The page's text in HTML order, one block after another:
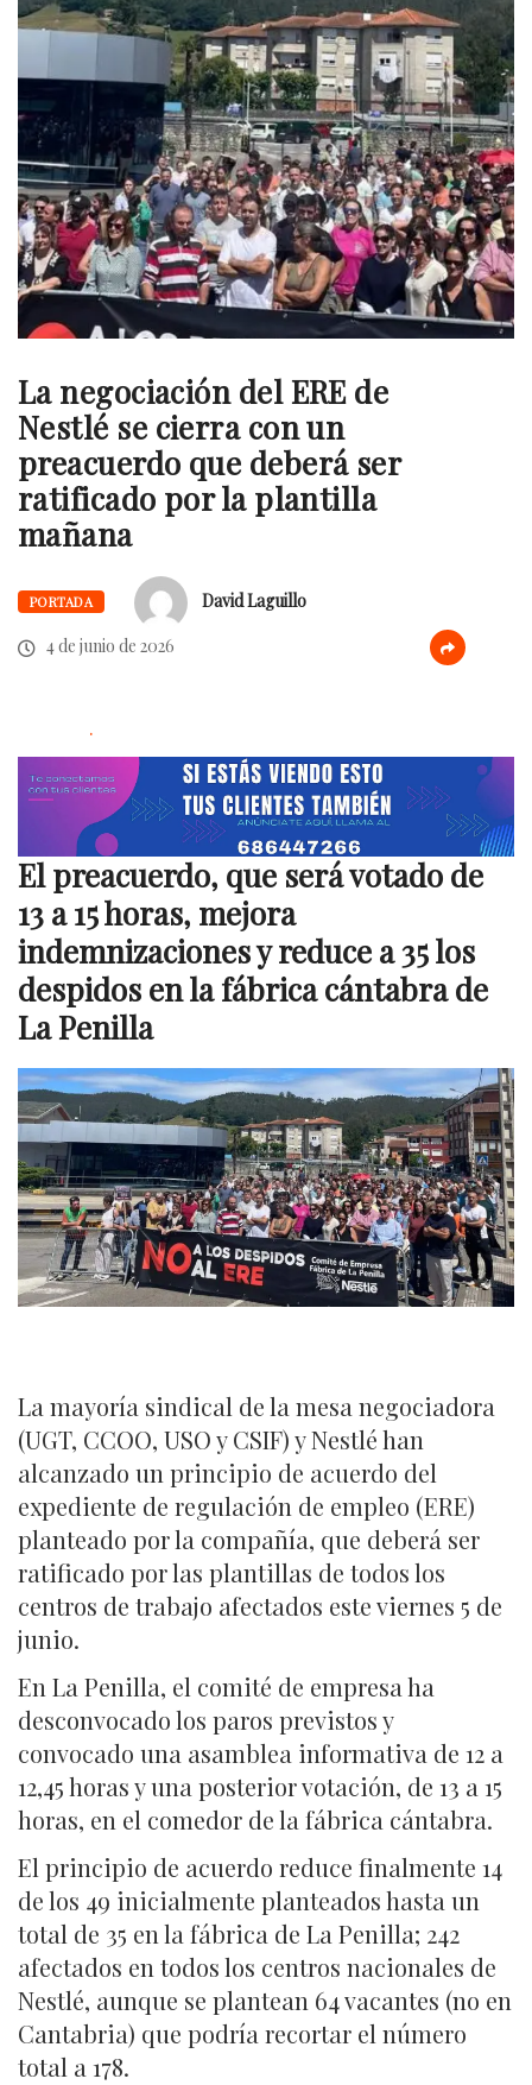
La negociación del ERE de
Nestlé se cierra con un
preacuerdo que deberá ser
ratificado por la plantilla
mañana
PORTADA
David Laguillo
4 de junio de 2026
.
El preacuerdo, que será votado de
13 a 15 horas, mejora
indemnizaciones y reduce a 35 los
despidos en la fábrica cántabra de
La Penilla
La mayoría sindical de la mesa negociadora
(UGT, CCOO, USO y CSIF) y Nestlé han
alcanzado un principio de acuerdo del
expediente de regulación de empleo (ERE)
planteado por la compañía, que deberá ser
ratificado por las plantillas de todos los
centros de trabajo afectados este viernes 5 de
junio.
En La Penilla, el comité de empresa ha
desconvocado los paros previstos y
convocado una asamblea informativa de 12 a
12,45 horas y una posterior votación, de 13 a 15
horas, en el comedor de la fábrica cántabra.
El principio de acuerdo reduce finalmente 14
de los 49 inicialmente planteados hasta un
total de 35 en la fábrica de La Penilla; 242
afectados en todos los centros nacionales de
Nestlé, aunque se plantean 64 vacantes (no en
Cantabria) que podría recortar el número
total a 178.